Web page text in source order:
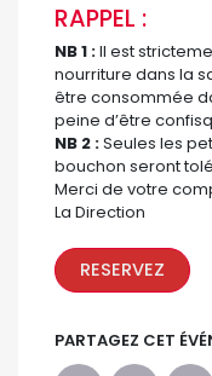
RAPPEL :
NB 1 :Il est
nourriture dans la
être consommée
peine d’être
NB 2 :Seules les
bouchon seront
Merci de votre
La Direction
RESERVEZ
PARTAGEZ CET